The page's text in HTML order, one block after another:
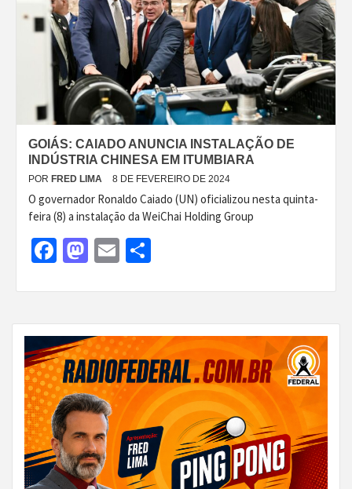
GOIÁS: CAIADO ANUNCIA INSTALAÇÃO DE
INDÚSTRIA CHINESA EM ITUMBIARA
POR FRED LIMA 8 DE FEVEREIRO DE 2024
O governador Ronaldo Caiado (UN) oficializou nesta quinta-
feira (8) a instalação da WeiChai Holding Group
Facebook
Mastodon
Email